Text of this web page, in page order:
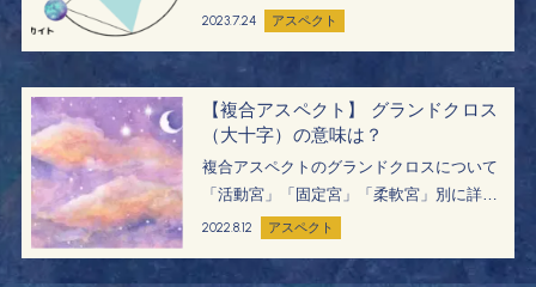
揮しやすいことで知られるカイトについ
など詳しく解説します。 カイトとは？ 英
語：kite 複合アスペクトのカイトは、…
2023.7.24 アスペクト
【複合アスペクト】 グランドクロス
（大十字）の意味は？
複合アスペクトのグランドクロスについて
「活動宮」「固定宮」「柔軟宮」別に詳し
く解説します。 グランドクロス（大十字）
は、4つの天体による複合アスペクトで、
2022.8.12 アスペクト